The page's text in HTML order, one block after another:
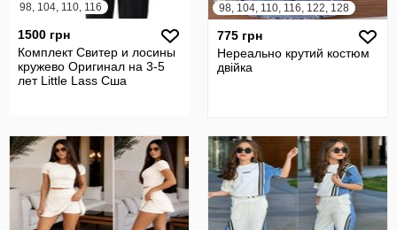
98, 104, 110, 116
1500 грн
Комплект Свитер и лосины
кружево Оригинал на 3-5
лет Little Lass Сша
98, 104, 110, 116, 122, 128
775 грн
Нереально крутий костюм
двійка